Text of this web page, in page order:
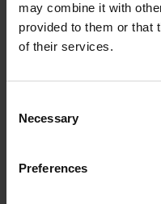
may combine it with
provided to them or that
of their services.
Selection
Necessary
Preferences